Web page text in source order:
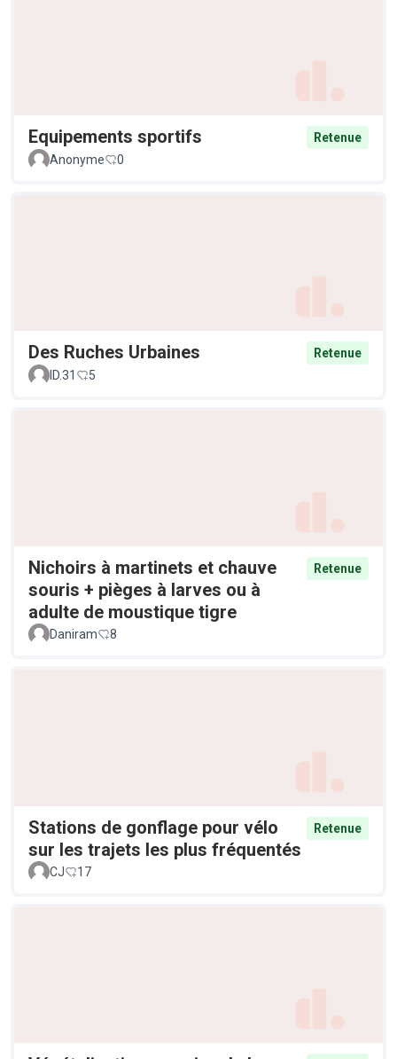
Equipements sportifs
Retenue
Anonyme
0
Des Ruches Urbaines
Retenue
ID.31
5
Nichoirs à martinets et chauve
souris + pièges à larves ou à
adulte de moustique tigre
Retenue
Daniram 8
Stations de gonflage pour vélo
sur les trajets les plus fréquentés
Retenue
CJ 17